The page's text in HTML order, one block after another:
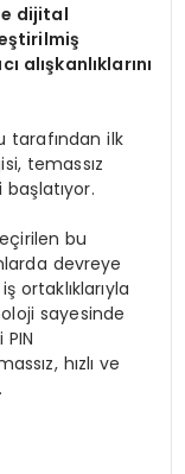
dijital
alışkanlıklarını
tarafından ilk
temassız
bu
devreye
ortaklıklarıyla
sayesinde
hızlı ve